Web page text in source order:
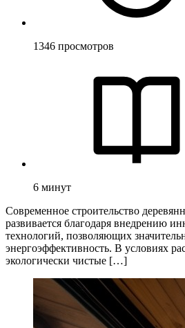
1346 просмотров
6 минут
Современное строительство
развивается благодаря внедрению
технологий, позволяющих
энергоэффективность. В условиях
экологически чистые […]